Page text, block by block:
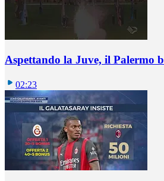
Aspettando la Juve, il Palermo
02:23